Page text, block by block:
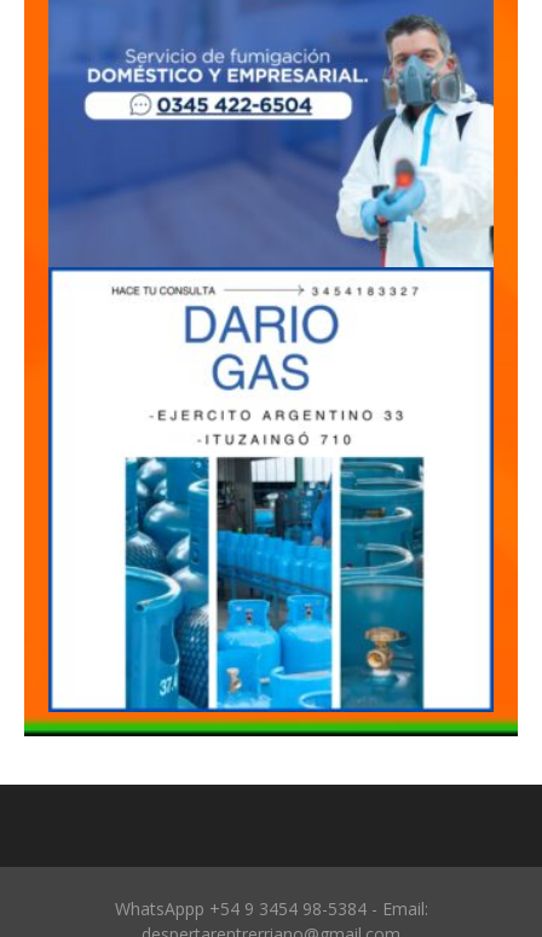
WhatsAppp +54 9 3454 98-5384 - Email: